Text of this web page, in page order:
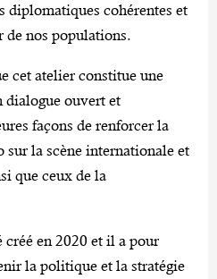
diplomatiques cohérentes et
de nos populations.
cet atelier constitue une
dialogue ouvert et
façons de renforcer la
la scène internationale et
que ceux de la
en 2020 et il a pour
la politique et la stratégie